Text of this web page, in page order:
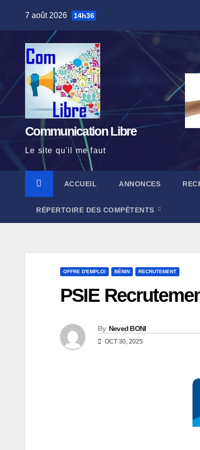
7 août 2026 14h36
Communication Libre
Le site qu'il me faut
ACCUEIL ANNONCES
RÉPERTOIRE DES COMPÉTENTS
OFFRE D'EMPLOI BÉNIN RECRUTEMENT
PSIE
By Neved BONI
OCT 30, 2025